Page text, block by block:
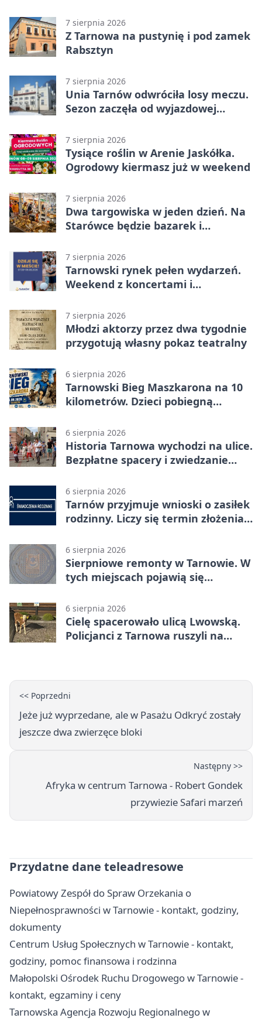
7 sierpnia 2026
Z Tarnowa na pustynię i pod zamek
Rabsztyn
7 sierpnia 2026
Unia Tarnów odwróciła losy meczu.
Sezon zaczęła od wyjazdowej
7 sierpnia 2026
Tysiące roślin w Arenie Jaskółka.
Ogrodowy kiermasz już w weekend
7 sierpnia 2026
Dwa targowiska w jeden dzień. Na
Starówce będzie bazarek i
7 sierpnia 2026
Tarnowski rynek pełen wydarzeń.
Weekend z koncertami i
7 sierpnia 2026
Młodzi aktorzy przez dwa tygodnie
przygotują własny pokaz teatralny
6 sierpnia 2026
Tarnowski Bieg Maszkarona na 10
kilometrów. Dzieci pobiegną
6 sierpnia 2026
Historia Tarnowa wychodzi na ulice.
Bezpłatne spacery i zwiedzanie
6 sierpnia 2026
Tarnów przyjmuje wnioski o zasiłek
rodzinny. Liczy się termin złożenia
6 sierpnia 2026
Sierpniowe remonty w Tarnowie. W
tych miejscach pojawią się
6 sierpnia 2026
Cielę spacerowało ulicą Lwowską.
Policjanci z Tarnowa ruszyli na
<< Poprzedni
Jeże już wyprzedane, ale w Pasażu Odkryć zostały
jeszcze dwa zwierzęce bloki
Następny >>
Afryka w centrum Tarnowa - Robert Gondek
przywiezie Safari marzeń
Przydatne dane teleadresowe
Powiatowy Zespół do Spraw Orzekania o
Niepełnosprawności w Tarnowie - kontakt, godziny,
dokumenty
Centrum Usług Społecznych w Tarnowie - kontakt,
godziny, pomoc finansowa i rodzinna
Małopolski Ośrodek Ruchu Drogowego w Tarnowie -
kontakt, egzaminy i ceny
Tarnowska Agencja Rozwoju Regionalnego w